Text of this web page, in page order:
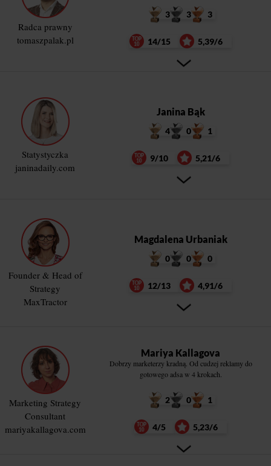
Radca prawny
tomaszpalak.pl
3 3 3
14/15 5,39/6
Statystyczka
janinadaily.com
Janina Bąk
4 0 1
9/10 5,21/6
Founder & Head of
Strategy
MaxTractor
Magdalena Urbaniak
0 0 0
12/13 4,91/6
Marketing Strategy
Consultant
mariyakallagova.com
Mariya Kallagova
Dobrzy marketerzy kradną. Od cudzej reklamy do
gotowego adsa w 4 krokach.
2 0 1
4/5 5,23/6